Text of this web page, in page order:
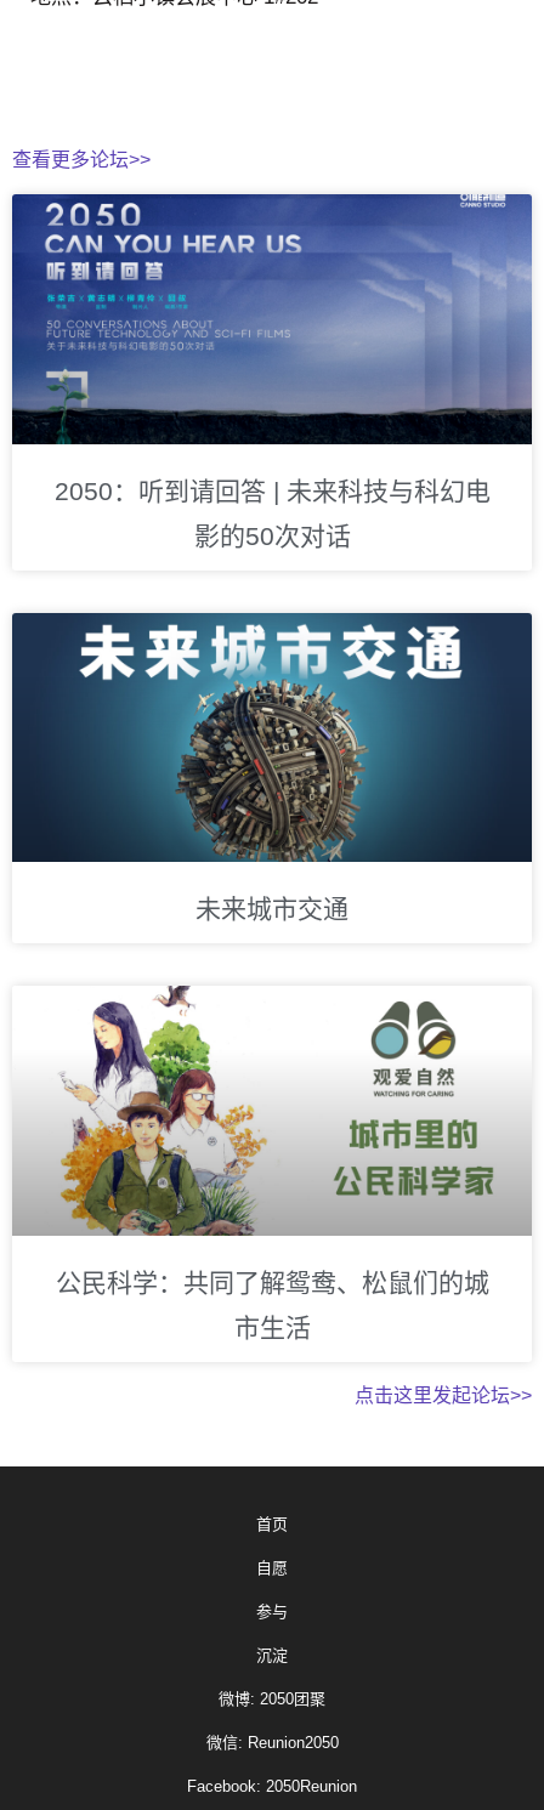
查看更多论坛>>
2050：听到请回答 | 未来科技与科幻电
影的50次对话
未来城市交通
公民科学：共同了解鸳鸯、松鼠们的城
市生活
点击这里发起论坛>>
首页
自愿
参与
沉淀
微博: 2050团聚
微信: Reunion2050
Facebook: 2050Reunion